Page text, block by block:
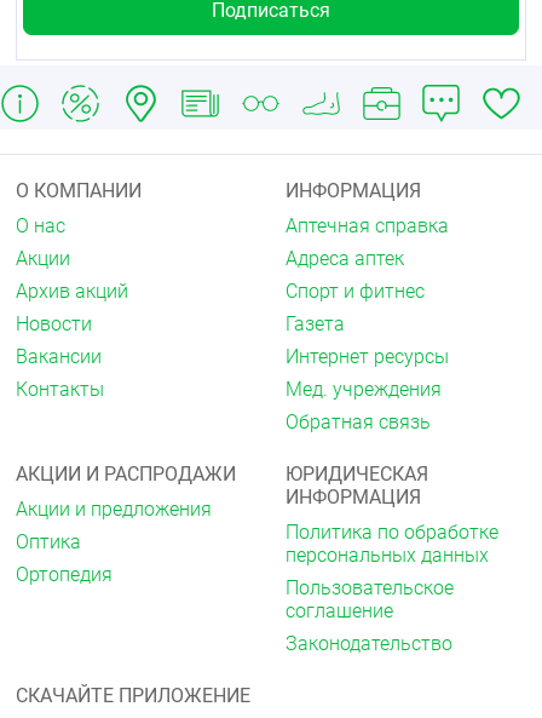
О КОМПАНИИ
О нас
Акции
Архив акций
Новости
Вакансии
Контакты
ИНФОРМАЦИЯ
Аптечная справка
Адреса аптек
Спорт и фитнес
Газета
Интернет ресурсы
Мед. учреждения
Обратная связь
АКЦИИ И РАСПРОДАЖИ
Акции и предложения
Оптика
Ортопедия
ЮРИДИЧЕСКАЯ
ИНФОРМАЦИЯ
Политика по обработке
персональных данных
Пользовательское
соглашение
Законодательство
СКАЧАЙТЕ ПРИЛОЖЕНИЕ